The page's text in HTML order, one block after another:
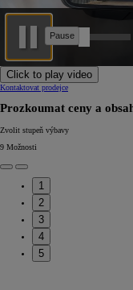
Click to play video
Kontaktovat prodejce
Prozkoumat ceny a
Zvolit stupeň výbavy
9 Možnosti
1
2
3
4
5